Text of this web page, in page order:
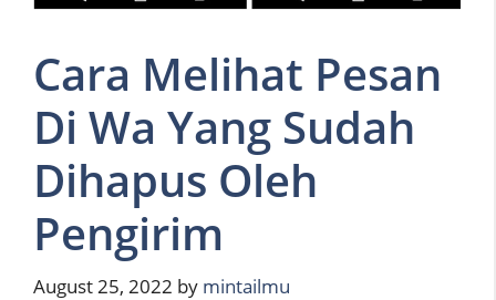
Cara Melihat Pesan
Di Wa Yang Sudah
Dihapus Oleh
Pengirim
August 25, 2022 by mintailmu